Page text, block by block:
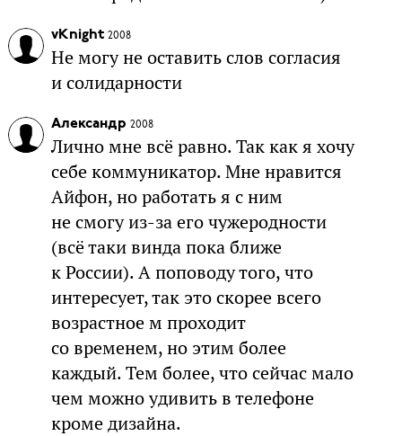
vKnight 2008
Не могу не оставить слов согласия
и солидарности
Александр 2008
Лично мне всё равно. Так как я хочу
себе коммуникатор. Мне нравится
Айфон, но работать я с ним
не смогу из-за его чужеродности
(всё таки винда пока ближе
к России). А поповоду того, что
интересует, так это скорее всего
возрастное м проходит
со временем, но этим более
каждый. Тем более, что сейчас мало
чем можно удивить в телефоне
кроме дизайна.